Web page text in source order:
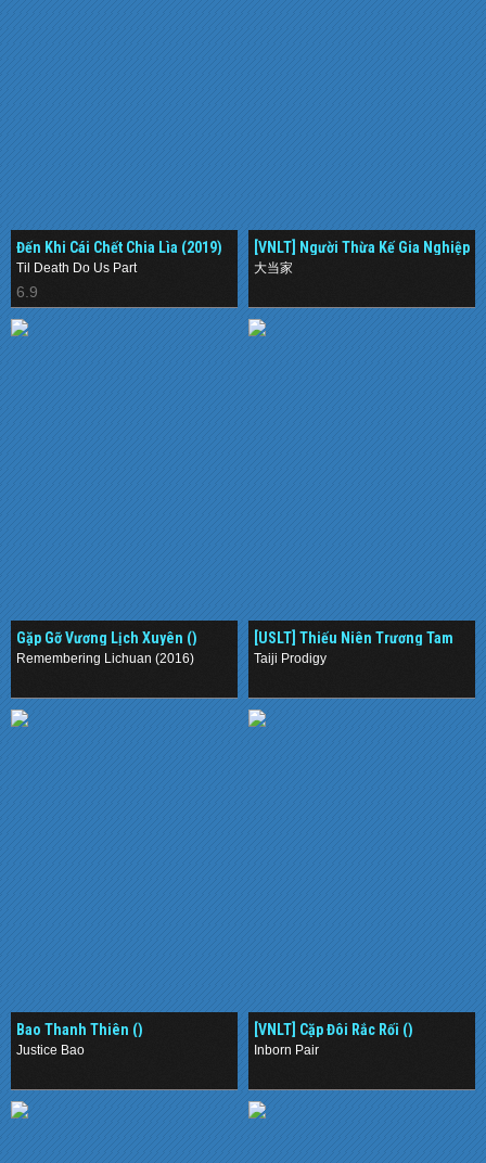
Đến Khi Cái Chết Chia Lìa (2019)
Til Death Do Us Part
6.9
[VNLT] Người Thừa Kế Gia Nghiệp
()
大当家
Gặp Gỡ Vương Lịch Xuyên ()
Remembering Lichuan (2016)
[USLT] Thiếu Niên Trương Tam
Phong ()
Taiji Prodigy
Bao Thanh Thiên ()
Justice Bao
[VNLT] Cặp Đôi Rắc Rối ()
Inborn Pair